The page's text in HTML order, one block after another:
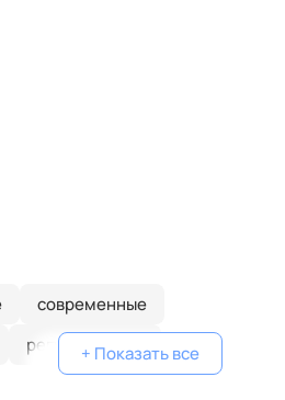
современные
регулируемые+ Показать все